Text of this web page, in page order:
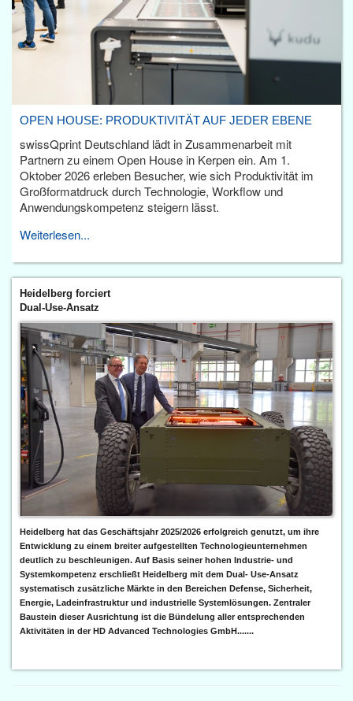
OPEN HOUSE: PRODUKTIVITÄT AUF JEDER EBENE
swissQprint Deutschland lädt in Zusammenarbeit mit
Partnern zu einem Open House in Kerpen ein. Am 1.
Oktober 2026 erleben Besucher, wie sich Produktivität im
Großformatdruck durch Technologie, Workflow und
Anwendungskompetenz steigern lässt.
Weiterlesen...
Heidelberg forciert
Dual-Use-Ansatz
Heidelberg hat das Geschäftsjahr 2025/2026 erfolgreich genutzt, um ihre
Entwicklung zu einem breiter aufgestellten Technologieunternehmen
deutlich zu beschleunigen. Auf Basis seiner hohen Industrie- und
Systemkompetenz erschließt Heidelberg mit dem Dual- Use-Ansatz
systematisch zusätzliche Märkte in den Bereichen Defense, Sicherheit,
Energie, Ladeinfrastruktur und industrielle Systemlösungen. Zentraler
Baustein dieser Ausrichtung ist die Bündelung aller entsprechenden
Aktivitäten in der HD Advanced Technologies GmbH.......